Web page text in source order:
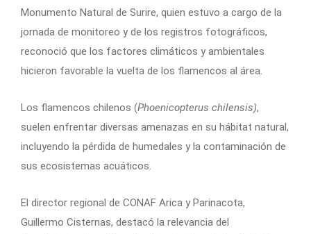
Monumento Natural de Surire, quien estuvo a cargo de la
jornada de monitoreo y de los registros fotográficos,
reconoció que los factores climáticos y ambientales
hicieron favorable la vuelta de los flamencos al área.
Los flamencos chilenos (Phoenicopterus chilensis),
suelen enfrentar diversas amenazas en su hábitat natural,
incluyendo la pérdida de humedales y la contaminación de
sus ecosistemas acuáticos.
El director regional de CONAF Arica y Parinacota,
Guillermo Cisternas, destacó la relevancia del